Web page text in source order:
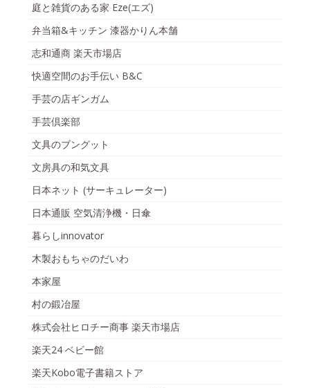
庭と雑貨のある家 Eze(エズ)
弁当箱&キッチン 漆器かりん本舗
志和通商 楽天市場店
快適空間のお手伝い B&C
手芸の店ギンガム
手芸倶楽部
文具のブングット
文房具の和気文具
日本ネット (サーキュレーター)
日本通販 空気清浄機・日傘
暮らしinnovator
木製おもちゃのだいわ
本家屋
村の鍛冶屋
株式会社ヒロチー商事 楽天市場店
楽天24 ベビー館
楽天Kobo電子書籍ストア